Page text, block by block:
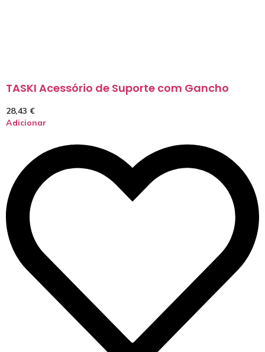
TASKI Acessório de Suporte com Gancho
28,43 €
Adicionar